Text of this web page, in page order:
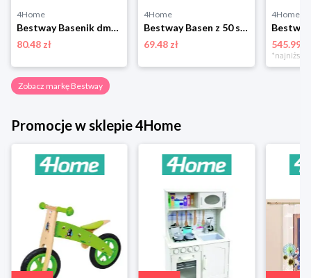
4Home
Bestway Basenik dmuchany z daszkiem, 91 x 89 cm
80.48 zł
4Home
Bestway Basen z 50 szt. piłek, śr. 91 cm, niebieski
69.48 zł
4Home
545.99 zł
Zobacz markę Bestway
Promocje w sklepie 4Home